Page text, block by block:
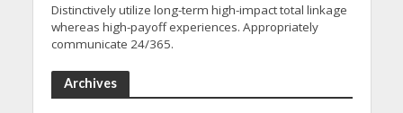
Distinctively utilize long-term high-impact total linkage
whereas high-payoff experiences. Appropriately
communicate 24/365.
Archives